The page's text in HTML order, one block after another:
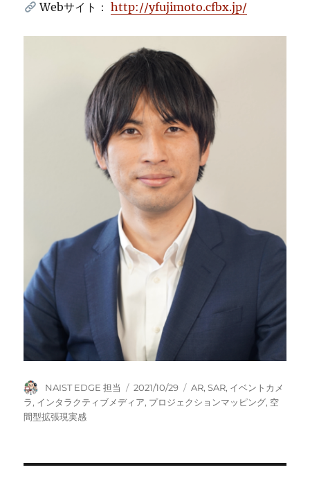
Webサイト： http://yfujimoto.cfbx.jp/
Author
NAIST EDGE 担当
Posted
on
2021/10/29 Tags
AR,SAR, イベントカメ
ラ, インタラクティブメディア, プロジェクションマッピング, 空
間型拡張現実感